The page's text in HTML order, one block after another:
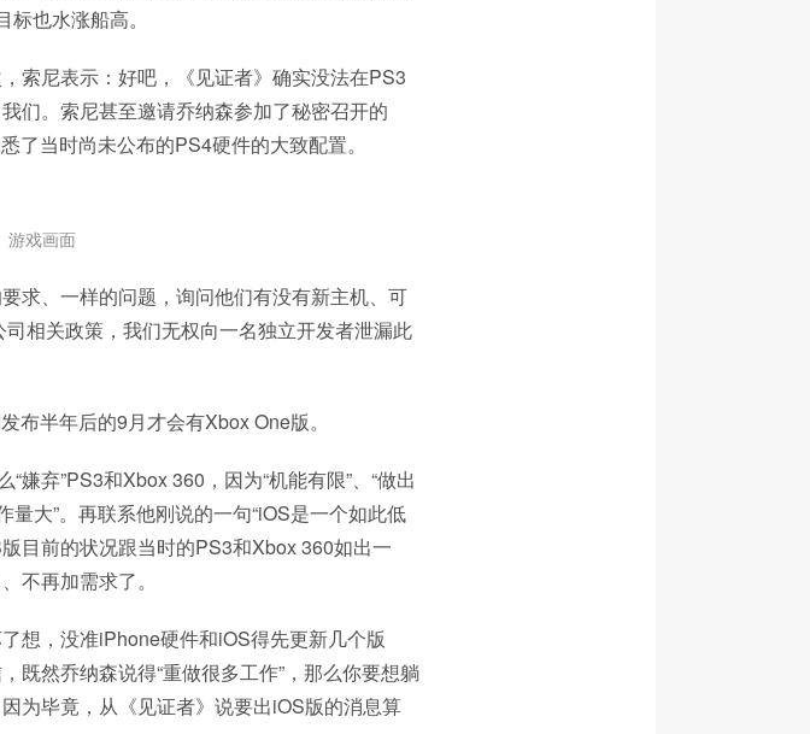
也水涨船高。
索尼表示：好吧，《见证者》确实没法在PS3
们。索尼甚至邀请乔纳森参加了秘密召开的
了当时尚未公布的PS4硬件的大致配置。
游戏画面
求、一样的问题，询问他们有没有新主机、可
相关政策，我们无权向一名独立开发者泄漏此
布半年后的9月才会有Xbox One版。
弃”PS3和Xbox 360，因为“机能有限”、“做出
量大”。再联系他刚说的一句“iOS是一个如此低
目前的状况跟当时的PS3和Xbox 360如出一
不再加需求了。
想，没准iPhone硬件和iOS得先更新几个版
既然乔纳森说得“重做很多工作”，那么你要想躺
为毕竟，从《见证者》说要出iOS版的消息算